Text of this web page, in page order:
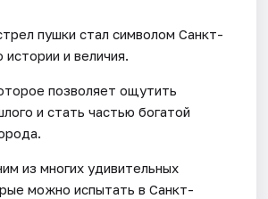
пушки стал символом Санкт-
и величия.
позволяет ощутить
и стать частью богатой
из многих удивительных
можно испытать в Санкт-